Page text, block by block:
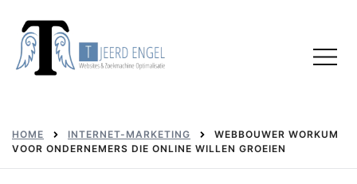
content
menu
HOME INTERNET-MARKETING
WEBBOUWER WORKUM
VOOR ONDERNEMERS DIE ONLINE WILLEN GROEIEN